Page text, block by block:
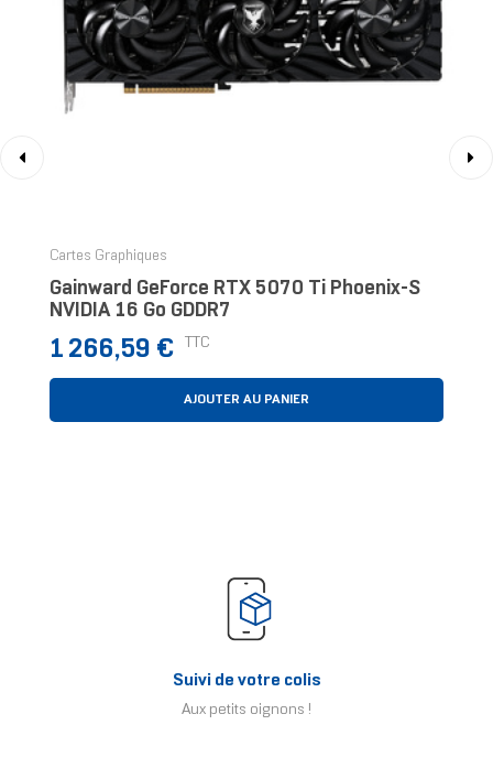
Cartes Graphiques
Gainward GeForce RTX 5070 Ti Phoenix-S
NVIDIA 16 Go GDDR7
Prix
1 266,59 € TTC
AJOUTER AU PANIER
Suivi de votre colis
Aux petits oignons !